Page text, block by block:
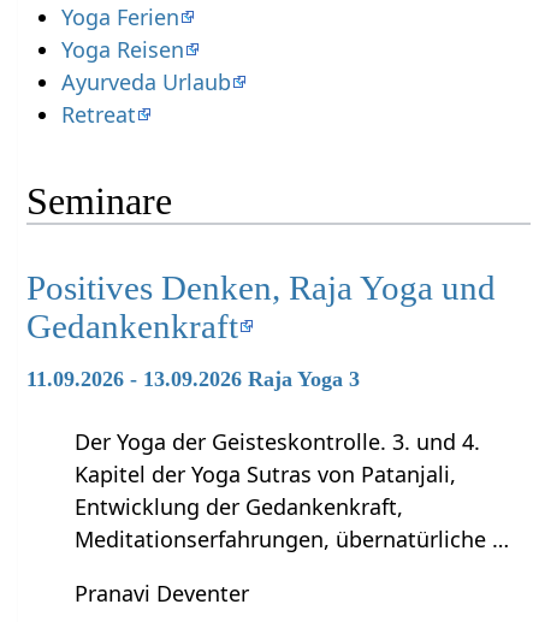
Yoga Ferien
Yoga Reisen
Ayurveda Urlaub
Retreat
Seminare
Positives Denken, Raja Yoga und
Gedankenkraft
11.09.2026 - 13.09.2026 Raja Yoga 3
Der Yoga der Geisteskontrolle. 3. und 4.
Kapitel der Yoga Sutras von Patanjali,
Entwicklung der Gedankenkraft,
Meditationserfahrungen, übernatürliche …
Pranavi Deventer